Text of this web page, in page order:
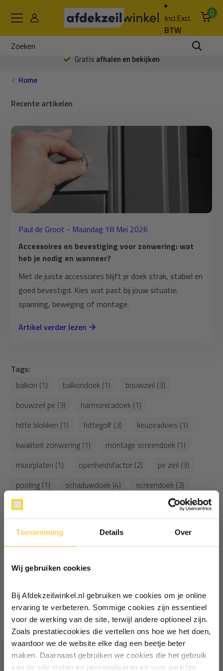
Toestemming Details Over
Wij gebruiken cookies
Bij Afdekzeilwinkel.nl gebruiken we cookies om je online
ervaring te verbeteren. Sommige cookies zijn essentieel
voor de werking van de site, terwijl andere optioneel zijn.
Zoals prestatiecookies die vertellen ons hoe we het doen,
waardoor we de website elke dag een beetje beter
maken. Daarnaast gebruiken we cookies die het gebruik
van de site meten en personaliseren en voor gerichte
Incl.Excl.
BTW
0
Gratis afhalen en bekijken
Home
Recente artikelen
Paul de Groot - Maandag 18 Mei 2026
Accessoires en bevestiging voor zonwering: wat
heb je nodig en wanneer?
Met de juiste accessoires blijft je doek strak, stabiel en
goed bevestigd. Kies wat past bij jouw situatie:
spanning, beweging of montage.
Artikel verder lezen
Tags:
balkon (1)
balkondoek (1)
bouwzeil (3)
bouwzeil pe (3)
harmonicadoek (1)
hitte blokken (1)
hittegolf (3)
keuzeadvies (1)
kwaliteit zonwering (1)
montage screendoek (1)
muurplaten (1)
openheidsfactor (2)
pe zeil (3)
pooling (1)
schaduwdoek (4)
screendoek (3)
screendoek gebruik (1)
verankering (1)
waterzakken (1)
zonwering (12)
1van1artikelen
Ontvang €5,- korting!
Schrijf je in voor de nieuwsbrief en
Vul je e-mailadres in‍⁪⁪
Particulier Zakelijk